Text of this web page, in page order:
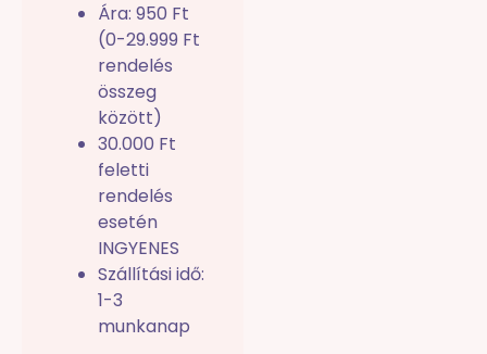
Ára: 950 Ft
(0-29.999 Ft
rendelés
összeg
között)
30.000 Ft
feletti
rendelés
esetén
INGYENES
Szállítási idő:
1-3
munkanap